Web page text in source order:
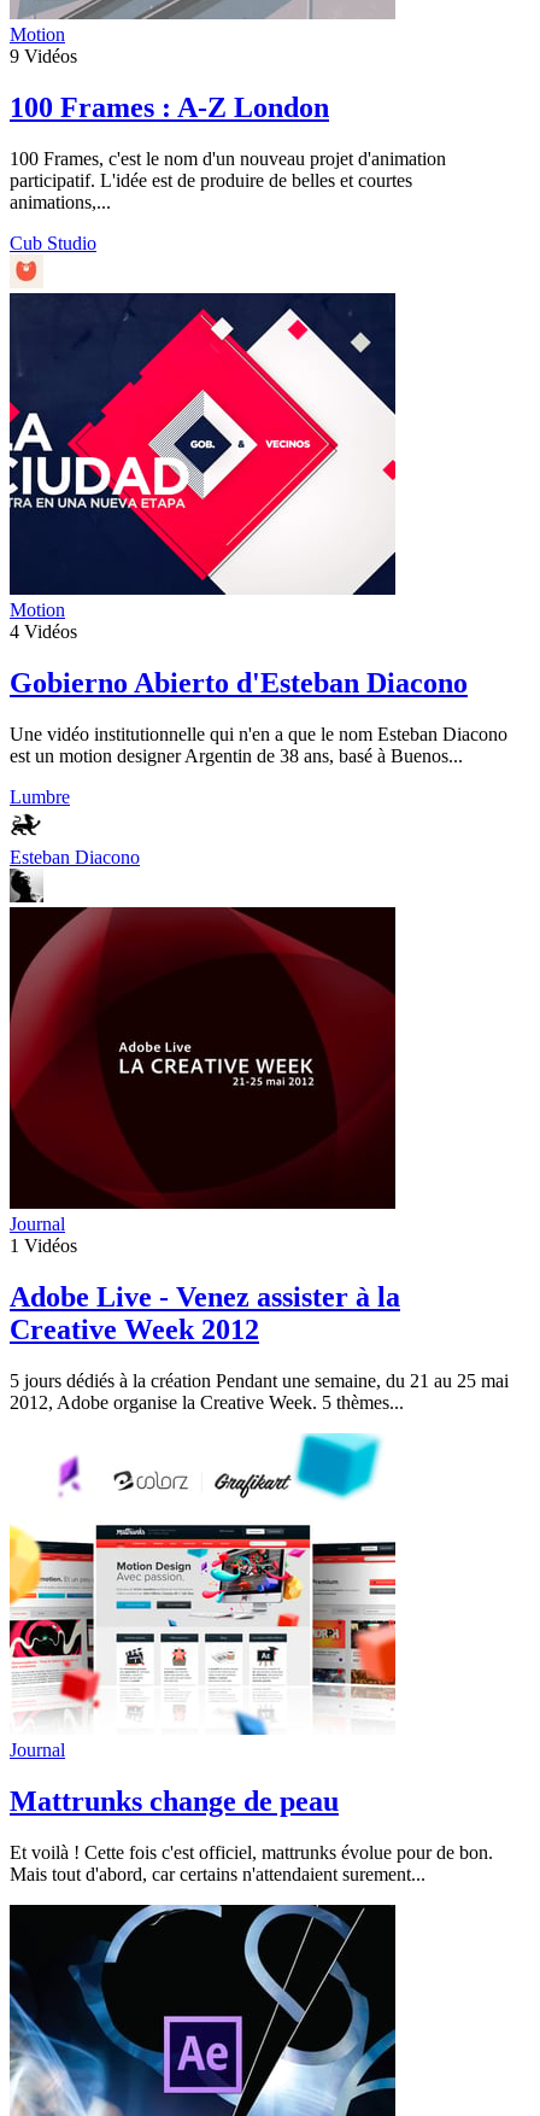
Motion
9 Vidéos
100 Frames : A-Z London
100 Frames, c'est le nom d'un nouveau projet d'animation
participatif. L'idée est de produire de belles et courtes
animations,...
Cub Studio
Motion
4 Vidéos
Gobierno Abierto d'Esteban Diacono
Une vidéo institutionnelle qui n'en a que le nom Esteban Diacono
est un motion designer Argentin de 38 ans, basé à Buenos...
Lumbre
Esteban Diacono
Journal
1 Vidéos
Adobe Live - Venez assister à la
Creative Week 2012
5 jours dédiés à la création Pendant une semaine, du 21 au 25 mai
2012, Adobe organise la Creative Week. 5 thèmes...
Journal
Mattrunks change de peau
Et voilà ! Cette fois c'est officiel, mattrunks évolue pour de bon.
Mais tout d'abord, car certains n'attendaient surement...